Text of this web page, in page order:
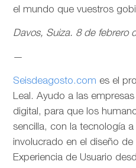
el mundo que vuestros
Davos, Suiza. 8 de febrero
—
Seisdeagosto.com es el
Leal. Ayudo a las
digital, para que los
sencilla, con la tecnología
involucrado en el diseño
Experiencia de Usuario